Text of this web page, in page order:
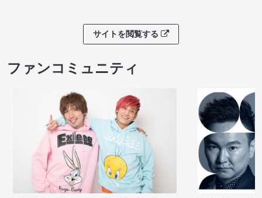
サイトを閲覧する
ファンコミュニティ